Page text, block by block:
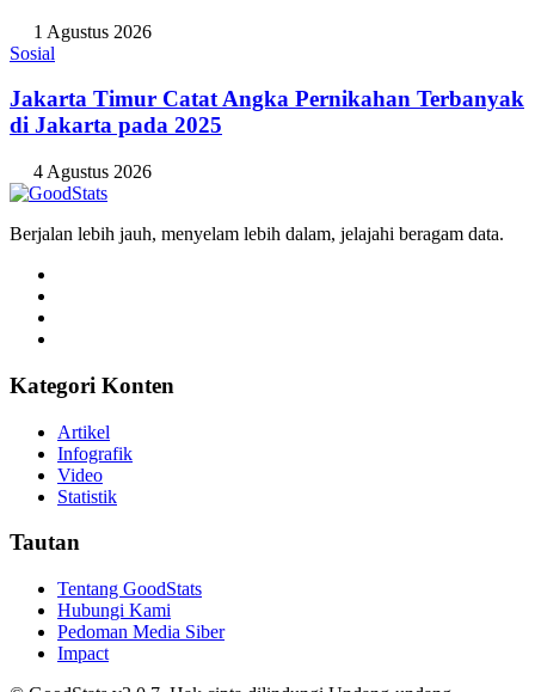
1 Agustus 2026
Sosial
Jakarta Timur Catat Angka Pernikahan Terbanyak
di Jakarta pada 2025
4 Agustus 2026
Berjalan lebih jauh, menyelam lebih dalam, jelajahi beragam data.
Kategori Konten
Artikel
Infografik
Video
Statistik
Tautan
Tentang GoodStats
Hubungi Kami
Pedoman Media Siber
Impact